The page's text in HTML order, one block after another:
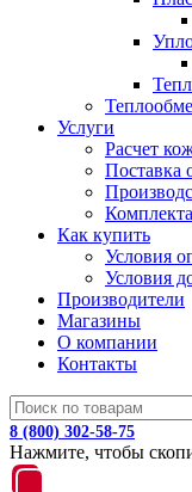
Услуги
Расчет
Поставка
Как купить
Условия
Условия
Производители
Магазины
О компании
Контакты
8 (800) 302-58-75
Нажмите, чтобы